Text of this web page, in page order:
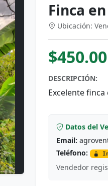
Finca
Ubicación:
$450.00
DESCRIPCIÓN:
Excelente
Datos del
Email:
Teléfono:
Vendedor